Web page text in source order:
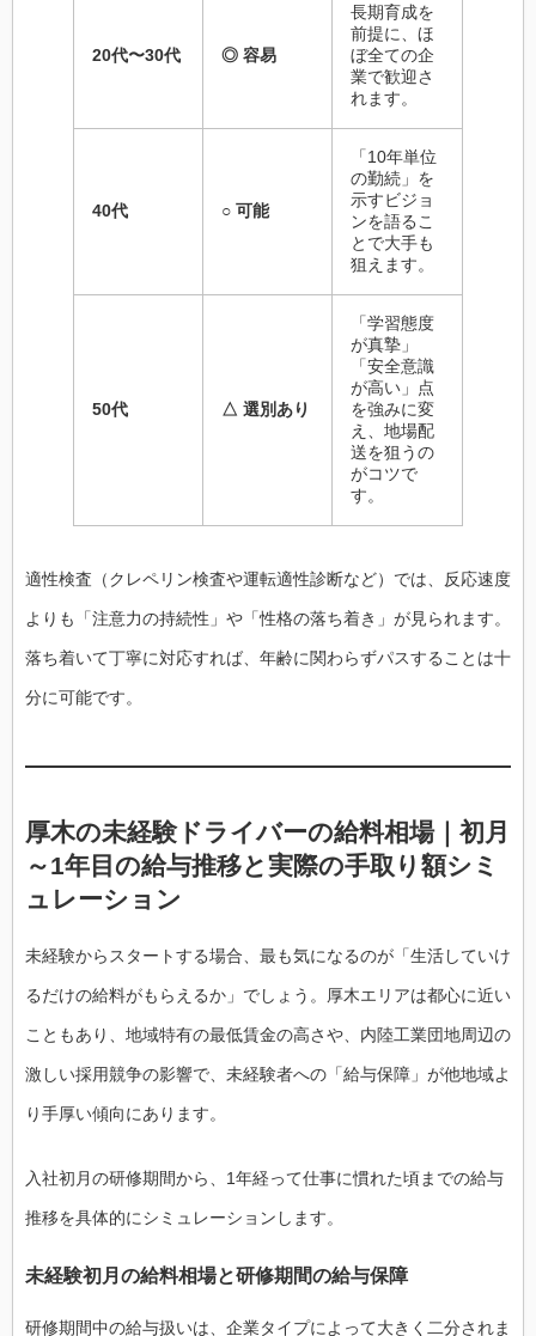
20代〜30代 ◎ 容易
長期育成を
前提に、ほ
ぼ全ての企
業で歓迎さ
れます。
40代 ○ 可能
「10年単位
の勤続」を
示すビジョ
ンを語るこ
とで大手も
狙えます。
50代 △ 選別あり
「学習態度
が真摯」
「安全意識
が高い」点
を強みに変
え、地場配
送を狙うの
がコツで
す。
適性検査（クレペリン検査や運転適性診断など）では、反応速度
よりも「注意力の持続性」や「性格の落ち着き」が見られます。
落ち着いて丁寧に対応すれば、年齢に関わらずパスすることは十
分に可能です。
厚木の未経験ドライバーの給料相場｜初月
～1年目の給与推移と実際の手取り額シミ
ュレーション
未経験からスタートする場合、最も気になるのが「生活していけ
るだけの給料がもらえるか」でしょう。厚木エリアは都心に近い
こともあり、地域特有の最低賃金の高さや、内陸工業団地周辺の
激しい採用競争の影響で、未経験者への「給与保障」が他地域よ
り手厚い傾向にあります。
入社初月の研修期間から、1年経って仕事に慣れた頃までの給与
推移を具体的にシミュレーションします。
未経験初月の給料相場と研修期間の給与保障
研修期間中の給与扱いは、企業タイプによって大きく二分されま